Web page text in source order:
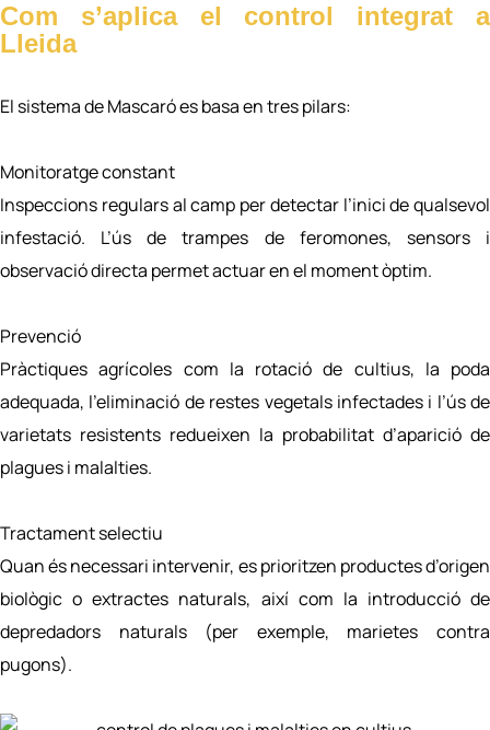
Com s’aplica el control integrat a
Lleida
El sistema de Mascaró es basa en tres pilars:
Monitoratge constant
Inspeccions regulars al camp per detectar l’inici de qualsevol
infestació. L’ús de trampes de feromones, sensors i
observació directa permet actuar en el moment òptim.
Prevenció
Pràctiques agrícoles com la rotació de cultius, la poda
adequada, l’eliminació de restes vegetals infectades i l’ús de
varietats resistents redueixen la probabilitat d’aparició de
plagues i malalties.
Tractament selectiu
Quan és necessari intervenir, es prioritzen productes d’origen
biològic o extractes naturals, així com la introducció de
depredadors naturals (per exemple, marietes contra
pugons).